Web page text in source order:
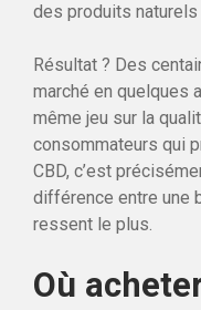
des produits
Résultat ? Des
marché en quelques
même jeu sur la
consommateurs qui
CBD, c’est
différence entre une
ressent le plus.
Où